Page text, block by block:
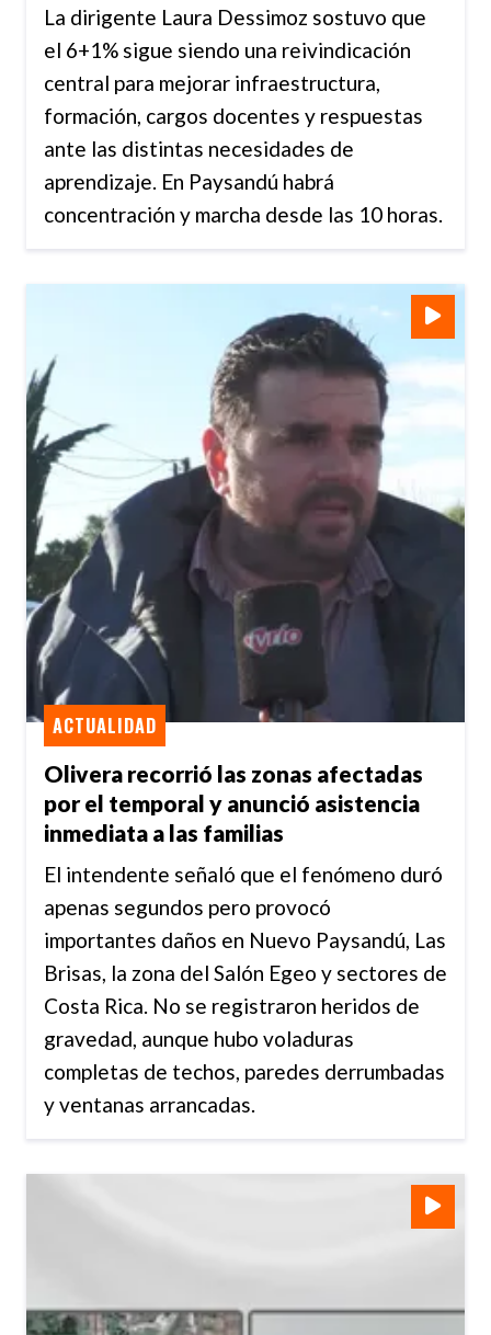
La dirigente Laura Dessimoz sostuvo que
el 6+1% sigue siendo una reivindicación
central para mejorar infraestructura,
formación, cargos docentes y respuestas
ante las distintas necesidades de
aprendizaje. En Paysandú habrá
concentración y marcha desde las 10 horas.
Olivera recorrió las zonas afectadas
por el temporal y anunció asistencia
inmediata a las familias
ACTUALIDAD
El intendente señaló que el fenómeno duró
apenas segundos pero provocó
importantes daños en Nuevo Paysandú, Las
Brisas, la zona del Salón Egeo y sectores de
Costa Rica. No se registraron heridos de
gravedad, aunque hubo voladuras
completas de techos, paredes derrumbadas
y ventanas arrancadas.